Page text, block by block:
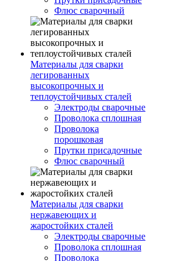
Флюс сварочный
Материалы для сварки
легированных
высокопрочных и
теплоустойчивых сталей
Электроды сварочные
Проволока сплошная
Проволока
порошковая
Прутки присадочные
Флюс сварочный
Материалы для сварки
нержавеющих и
жаростойких сталей
Электроды сварочные
Проволока сплошная
Проволока